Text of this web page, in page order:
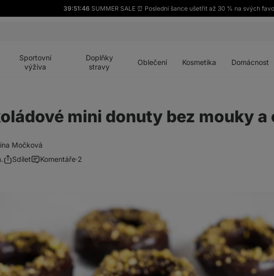
39:51:45 SUMMER SALE ⏰ Poslední šance ušetřit až 30 % na svých
Sportovní
výživa
Doplňky
stravy
Oblečení Kosmetika Domácnost
mini donuty bez mouky a
Močková
Sdílet Komentáře 2